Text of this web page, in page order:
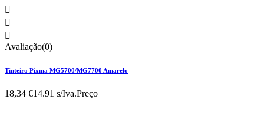



Avaliação(0)
Tinteiro Pixma MG5700/MG7700 Amarelo
18,34 €14.91 s/Iva.Preço